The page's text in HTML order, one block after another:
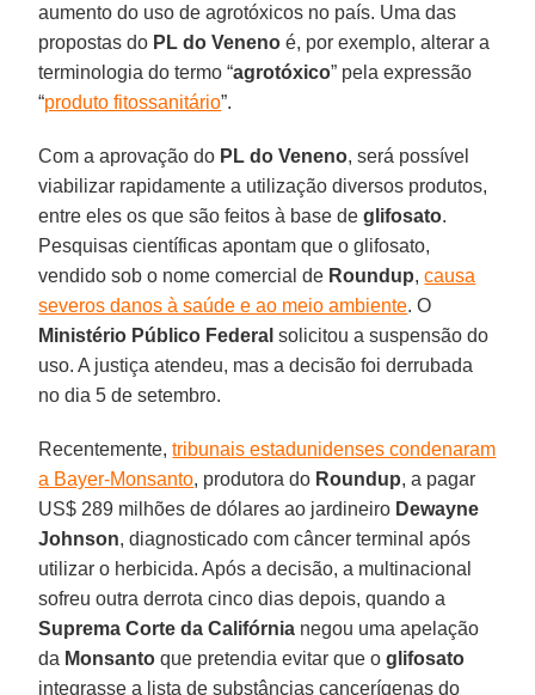
aumento do uso de agrotóxicos no país. Uma das
propostas do PL do Veneno é, por exemplo, alterar a
terminologia do termo “agrotóxico” pela expressão
“produto fitossanitário”.
Com a aprovação do PL do Veneno, será possível
viabilizar rapidamente a utilização diversos produtos,
entre eles os que são feitos à base deglifosato.
Pesquisas científicas apontam que o glifosato,
vendido sob o nome comercial de Roundup,causa
severos danos à saúde e ao meio ambiente. O
Ministério Público Federal solicitou a suspensão do
uso. A justiça atendeu, mas a decisão foi derrubada
no dia 5 de setembro.
Recentemente,tribunais estadunidenses condenaram
a Bayer-Monsanto, produtora do Roundup, a pagar
US$ 289 milhões de dólares ao jardineiro Dewayne
Johnson, diagnosticado com câncer terminal após
utilizar o herbicida. Após a decisão, a multinacional
sofreu outra derrota cinco dias depois, quando a
Suprema Corte da Califórnia negou uma apelação
da Monsanto que pretendia evitar que oglifosato
integrasse a lista de substâncias cancerígenas do